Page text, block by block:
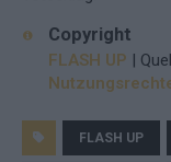
Copyright
FLASH UP |
FLASH UP